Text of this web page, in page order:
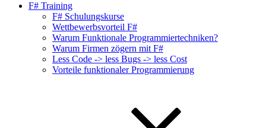
F# Training
F# Schulungskurse
Wettbewerbsvorteil F#
Warum Funktionale Programmiertechniken?
Warum Firmen zögern mit F#
Less Code -> less Bugs -> less Cost
Vorteile funktionaler Programmierung